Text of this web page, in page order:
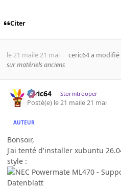
Citer
le 21 maile 21 mai ceric64a modifié
sur matériels anciens
ceric64 Stormtrooper
Posté(e) le 21 maile 21 mai
AUTEUR
Bonsoir,
J'ai tenté d'installer xubuntu
style :